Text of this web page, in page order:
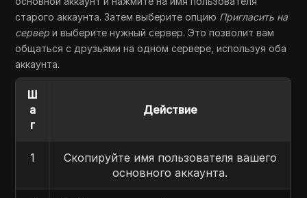
старого аккаунта. Затем выберите опцию Пригласить на
сервер и выберите нужный сервер. Это позволит вам
общаться с друзьями на одном сервере, используя оба
аккаунта.
Ш
а
г
Действие
1
Скопируйте имя пользователя вашего
основного аккаунта.